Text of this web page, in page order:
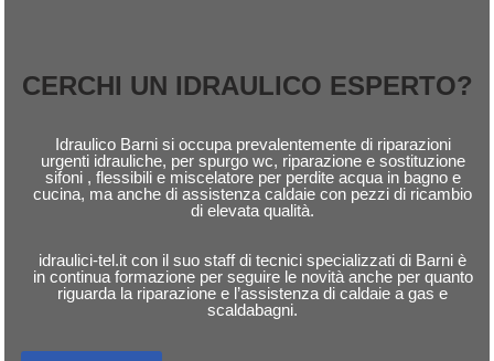
CERCHI UN IDRAULICO ESPERTO?
Idraulico Barni si occupa prevalentemente di riparazioni
urgenti idrauliche, per spurgo wc, riparazione e sostituzione
sifoni , flessibili e miscelatore per perdite acqua in bagno e
cucina, ma anche di assistenza caldaie con pezzi di ricambio
di elevata qualità.
idraulici-tel.it con il suo staff di tecnici specializzati di Barni è
in continua formazione per seguire le novità anche per quanto
riguarda la riparazione e l’assistenza di caldaie a gas e
scaldabagni.